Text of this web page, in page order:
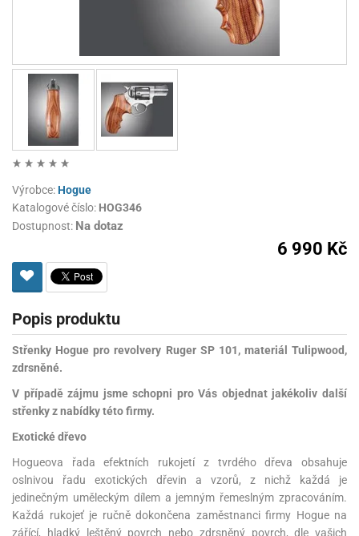
Výrobce:Hogue
Katalogové číslo: HOG346
Dostupnost: Na dotaz
6 990 Kč
Popis produktu
Střenky Hogue pro revolvery Ruger SP 101, materiál Tulipwood,
zdrsněné.
V případě zájmu jsme schopni pro Vás objednat jakékoliv další
střenky z nabídky této firmy.
Exotické dřevo
Hogueova řada efektních rukojetí z tvrdého dřeva obsahuje
oslnivou řadu exotických dřevin a vzorů, z nichž každá je
jedinečným uměleckým dílem a jemným řemeslným zpracováním.
Každá rukojeť je ručně dokončena zaměstnanci firmy Hogue na
zářící, hladký leštěný povrch nebo zdrsněný povrch, dle vašich